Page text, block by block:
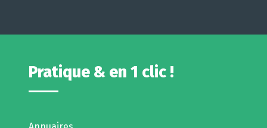
Pratique & en 1 clic !